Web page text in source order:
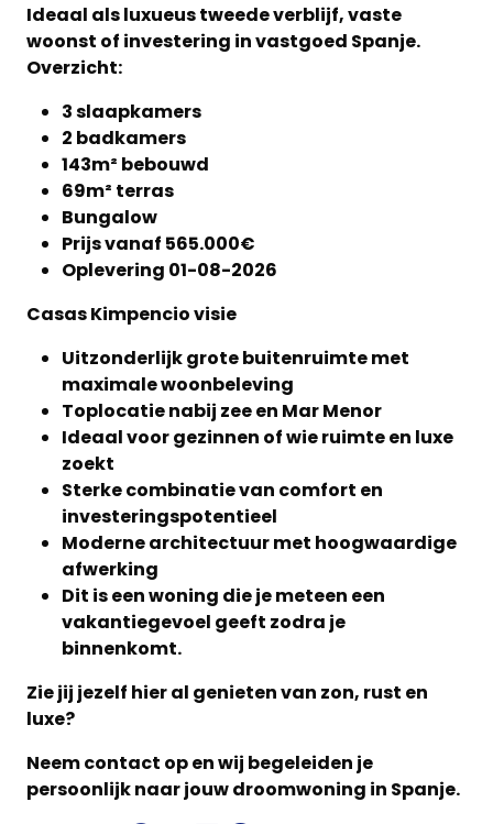
Ideaal als luxueus tweede verblijf, vaste
woonst of investering in vastgoed Spanje.
Overzicht:
3 slaapkamers
2 badkamers
143m² bebouwd
69m² terras
Bungalow
Prijs vanaf 565.000€
Oplevering 01-08-2026
Casas Kimpencio visie
Uitzonderlijk grote buitenruimte met
maximale woonbeleving
Toplocatie nabij zee en Mar Menor
Ideaal voor gezinnen of wie ruimte en luxe
zoekt
Sterke combinatie van comfort en
investeringspotentieel
Moderne architectuur met hoogwaardige
afwerking
Dit is een woning die je meteen een
vakantiegevoel geeft zodra je
binnenkomt.
Zie jij jezelf hier al genieten van zon, rust en
luxe?
Neem contact op en wij begeleiden je
persoonlijk naar jouw droomwoning in Spanje.